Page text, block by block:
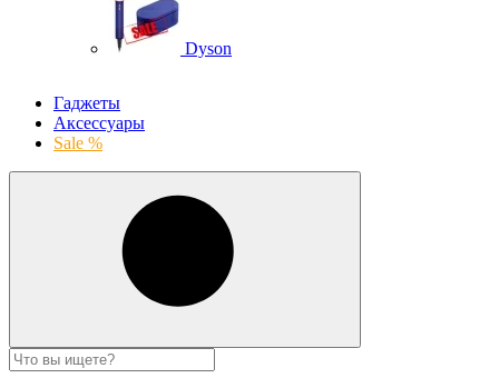
Dyson
Гаджеты
Аксессуары
Sale %